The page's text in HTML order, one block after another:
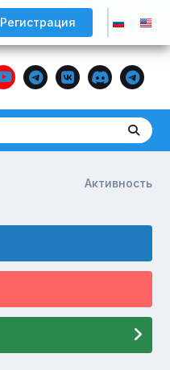
Регистрация
Активность